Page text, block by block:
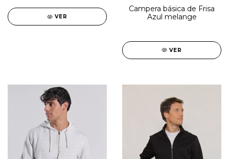
VER
Campera básica de Frisa
Azul melange
VER